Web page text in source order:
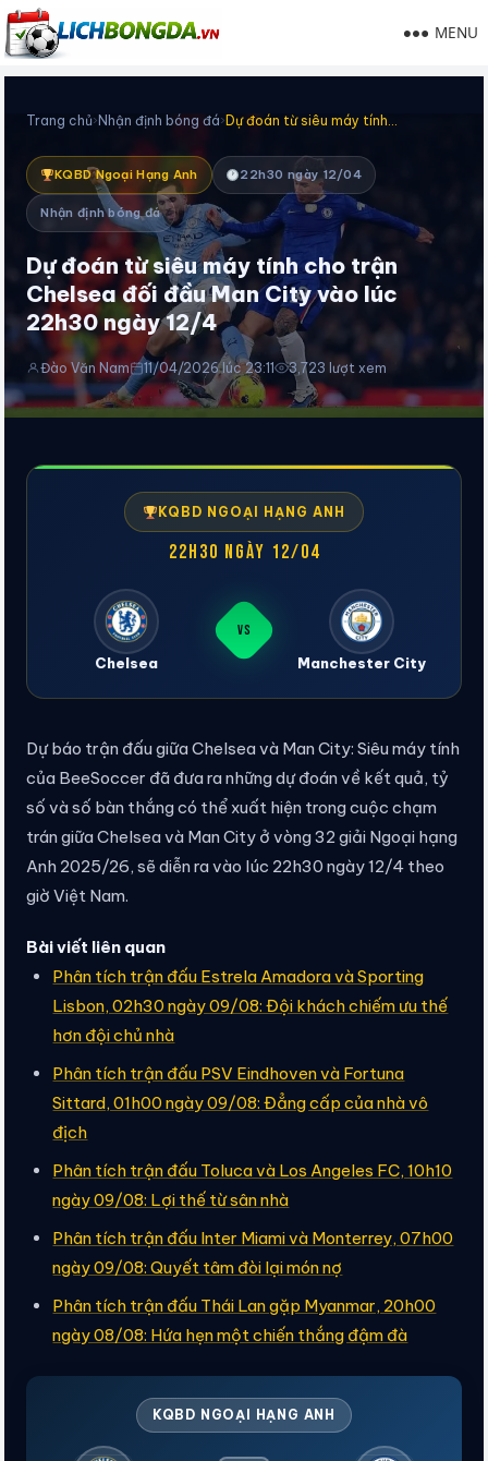
MENU
Trang chủ› Nhận định bóng đá› Dự đoán từ siêu máy tính…
KQBD Ngoại Hạng Anh 22h30 ngày 12/04
Nhận định bóng đá
Dự đoán từ siêu máy tính cho trận
Chelsea đối đầu Man City vào lúc
22h30 ngày 12/4
Đào Văn Nam 11/04/2026 lúc 23:11 3,723 lượt xem
KQBD NGOẠI HẠNG ANH
22h30 ngày 12/04
Chelsea
VS
Manchester City
Dự báo trận đấu giữa Chelsea và Man City: Siêu máy tính
của BeeSoccer đã đưa ra những dự đoán về kết quả, tỷ
số và số bàn thắng có thể xuất hiện trong cuộc chạm
trán giữa Chelsea và Man City ở vòng 32 giải Ngoại hạng
Anh 2025/26, sẽ diễn ra vào lúc 22h30 ngày 12/4 theo
giờ Việt Nam.
Bài viết liên quan
Phân tích trận đấu Estrela Amadora và Sporting
Lisbon, 02h30 ngày 09/08: Đội khách chiếm ưu thế
hơn đội chủ nhà
Phân tích trận đấu PSV Eindhoven và Fortuna
Sittard, 01h00 ngày 09/08: Đẳng cấp của nhà vô
địch
Phân tích trận đấu Toluca và Los Angeles FC, 10h10
ngày 09/08: Lợi thế từ sân nhà
Phân tích trận đấu Inter Miami và Monterrey, 07h00
ngày 09/08: Quyết tâm đòi lại món nợ
Phân tích trận đấu Thái Lan gặp Myanmar, 20h00
ngày 08/08: Hứa hẹn một chiến thắng đậm đà
KQBD NGOẠI HẠNG ANH